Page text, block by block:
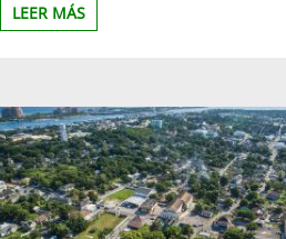
LEER MÁS